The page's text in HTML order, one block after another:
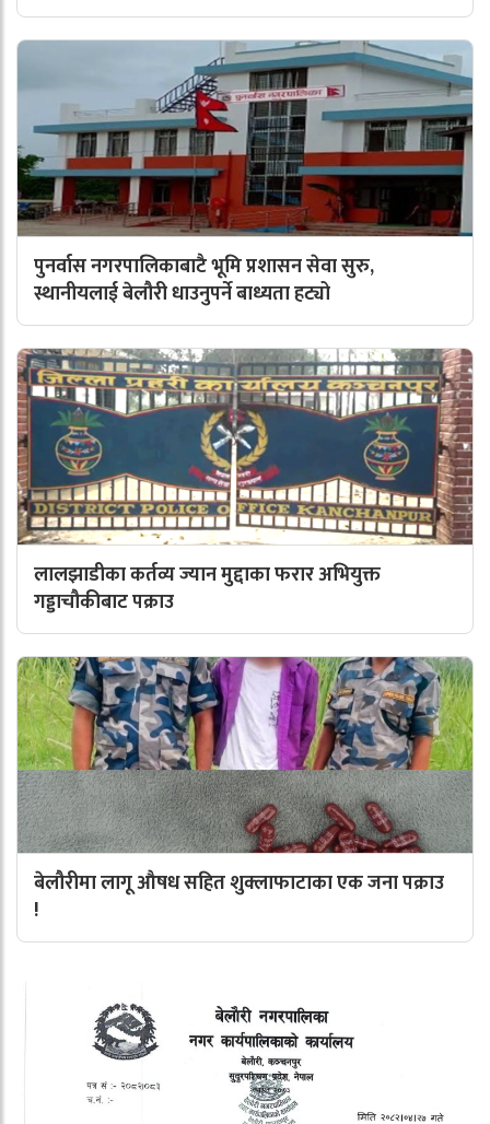
पुनर्वास नगरपालिकाबाटै भूमि प्रशासन सेवा सुरु,
स्थानीयलाई बेलौरी धाउनुपर्ने बाध्यता हट्यो
लालझाडीका कर्तव्य ज्यान मुद्दाका फरार अभियुक्त
गड्डाचौकीबाट पक्राउ
बेलौरीमा लागू औषध सहित शुक्लाफाटाका एक जना पक्राउ
!